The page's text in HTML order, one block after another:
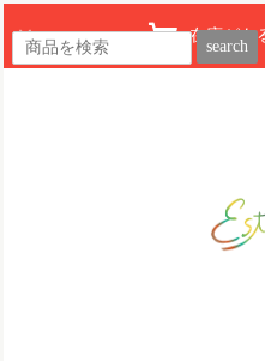
在庫があ
search